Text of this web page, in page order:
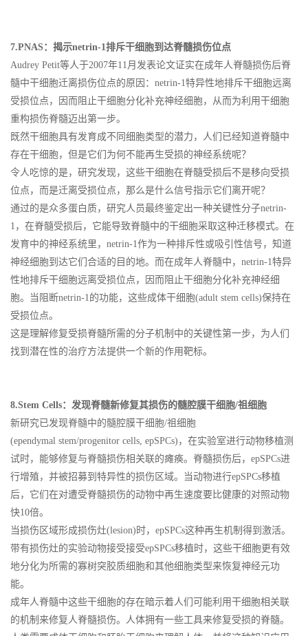
7.PNAS：揭示netrin-1排斥干细胞到达脊髓损伤位点
Audrey Petit等人于2007年11月发表论文证实在成年人脊髓损伤后脊
髓中干细胞迁离损伤位点的原因：netrin-1特异性地排斥干细胞远离
受损位点，因而阻止干细胞分化补充神经细胞，从而为利用干细胞
重构损伤脊髓迈出第一步。
既然干细胞具有发育成不同细胞类型的潜力，人们已经知道脊髓中
存在干细胞，但是它们为何不能再生受损的神经系统呢？
令人吃惊的是，研究发现，这些干细胞在脊髓受损后不是移向受损
位点，而是迁离受损位点，那么是什么信号指示它们离开呢？
通过的是众多蛋白质，研究人员最终鉴定出一种关键性分子netrin-
1，在脊髓受损后，它能导致脊髓中的干细胞采取这种迁移模式。在
发育中的神经系统里，netrin-1作为一种排斥性或吸引性信号，知道
神经细胞到达它们合适的目的地。而在成年人脊髓中，netrin-1特异
性地排斥干细胞远离受损位点，因而阻止干细胞分化补充神经细
胞。当阻断netrin-1的功能，这些成体干细胞(adult stem cells)保持在
受损位点。
这是理解修复受损脊髓所需的分子机制中的关键性第一步，为人们
找到潜在性的治疗方法提供一个新的作用靶标。
8.Stem Cells：发现脊髓新修复其损伤的髓腔膜干细胞/祖细胞
新研究已发现脊髓中的髓腔膜干细胞/祖细胞
(ependymal stem/progenitor cells, epSPCs)，在实验室进行动物移植测
试时，能够修复与脊髓损伤相关联的瘫痪。脊髓损伤后，epSPCs进
行增殖，并被招募到特异性的损伤区域。当动物进行epSPCs移植
后，它们在对遭受脊髓损伤的动物中再生速度要比健康的对照动物
快10倍。
当损伤区域形成损伤灶(lesion)时，epSPCs这种再生机制得到激活。
带有损伤灶的实验动物接受接受epSPCs移植时，这些干细胞更有效
地分化为所需的寡树突胶质细胞和其他细胞类型来恢复神经元功
能。
成年人脊髓中这些干细胞的存在暗示着人们可能利用干细胞相关联
的机制来修复人脊髓损伤。人体拥有一些工具来修复受损的脊髓。